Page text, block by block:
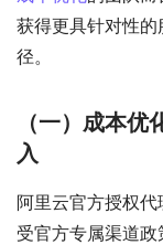
获得更具针对性
径。
（一）成本
入
阿里云官方授权
受官方专属渠道